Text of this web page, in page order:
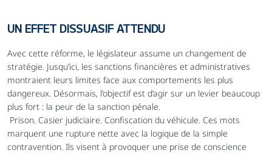
UN EFFET DISSUASIF ATTENDU
Avec cette réforme, le législateur assume un changement de
stratégie. Jusqu’ici, les sanctions financières et administratives
montraient leurs limites face aux comportements les plus
dangereux. Désormais, l’objectif est d’agir sur un levier beaucoup
plus fort : la peur de la sanction pénale.
marquent une rupture nette avec la logique de la simple
contravention. Ils visent à provoquer une prise de conscience